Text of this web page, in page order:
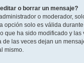
o borrar un mensaje?
o moderador,
opción solo es válida
que ha sido modificado y
de las veces dejan un
mismo.